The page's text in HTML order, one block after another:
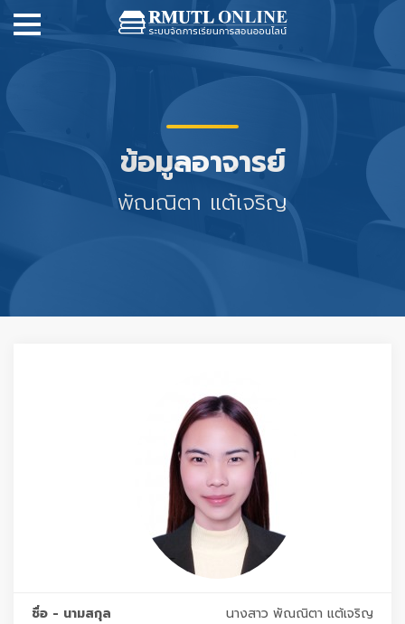
ข้อมูลอาจารย์
พัณณิตา แต้เจริญ
ชื่อ - นามสกุล นางสาว พัณณิตา แต้เจริญ